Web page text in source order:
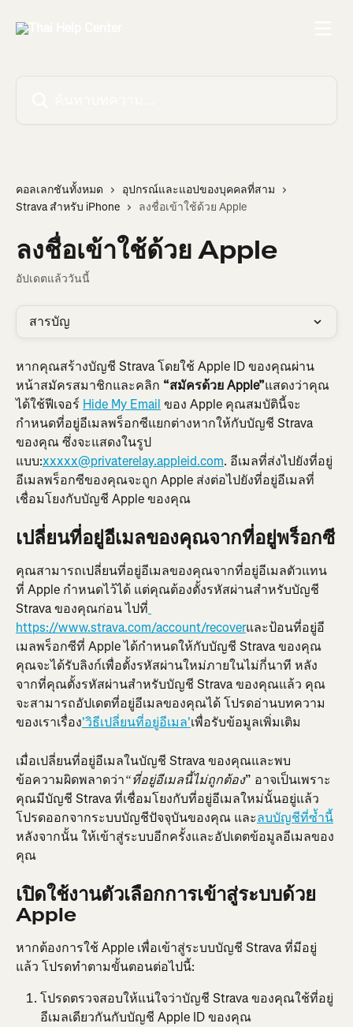
คอลเลกชันทั้งหมด
อุปกรณ์และแอปของบุคคลที่สาม
Strava สำหรับ iPhone
ลงชื่อเข้าใช้ด้วย Apple
ลงชื่อเข้าใช้ด้วย Apple
อัปเดตแล้ววันนี้
สารบัญ
หากคุณสร้างบัญชี Strava โดยใช้ Apple ID ของคุณผ่าน
หน้าสมัครสมาชิกและคลิก “สมัครด้วย Apple”แสดงว่าคุณ
ได้ใช้ฟีเจอร์ Hide My Email ของ Apple คุณสมบัตินี้จะ
กำหนดที่อยู่อีเมลพร็อกซีแยกต่างหากให้กับบัญชี Strava
ของคุณ ซึ่งจะแสดงในรูป
แบบ:xxxxx@privaterelay.appleid.com. อีเมลที่ส่งไปยังที่อยู่
อีเมลพร็อกซีของคุณจะถูก Apple ส่งต่อไปยังที่อยู่อีเมลที่
เชื่อมโยงกับบัญชี Apple ของคุณ
เปลี่ยนที่อยู่อีเมลของคุณจากที่อยู่พร็อกซี
คุณสามารถเปลี่ยนที่อยู่อีเมลของคุณจากที่อยู่อีเมลตัวแทน
ที่ Apple กำหนดไว้ได้ แต่คุณต้องตั้งรหัสผ่านสำหรับบัญชี
Strava ของคุณก่อน ไปที่
https://www.strava.com/account/recoverและป้อนที่อยู่อี
เมลพร็อกซีที่ Apple ได้กำหนดให้กับบัญชี Strava ของคุณ
คุณจะได้รับลิงก์เพื่อตั้งรหัสผ่านใหม่ภายในไม่กี่นาที หลัง
จากที่คุณตั้งรหัสผ่านสำหรับบัญชี Strava ของคุณแล้ว คุณ
จะสามารถอัปเดตที่อยู่อีเมลของคุณได้ โปรดอ่านบทความ
ของเราเรื่อง'วิธีเปลี่ยนที่อยู่อีเมล'เพื่อรับข้อมูลเพิ่มเติม
เมื่อเปลี่ยนที่อยู่อีเมลในบัญชี Strava ของคุณและพบ
ข้อความผิดพลาดว่า“ที่อยู่อีเมลนี้ไม่ถูกต้อง” อาจเป็นเพราะ
คุณมีบัญชี Strava ที่เชื่อมโยงกับที่อยู่อีเมลใหม่นั้นอยู่แล้ว
โปรดออกจากระบบบัญชีปัจจุบันของคุณ และลบบัญชีที่ซ้ำนี้
หลังจากนั้น ให้เข้าสู่ระบบอีกครั้งและอัปเดตข้อมูลอีเมลของ
คุณ
เปิดใช้งานตัวเลือกการเข้าสู่ระบบด้วย
Apple
หากต้องการใช้ Apple เพื่อเข้าสู่ระบบบัญชี Strava ที่มีอยู่
แล้ว โปรดทำตามขั้นตอนต่อไปนี้:
โปรดตรวจสอบให้แน่ใจว่าบัญชี Strava ของคุณใช้ที่อยู่
อีเมลเดียวกันกับบัญชี Apple ID ของคุณ